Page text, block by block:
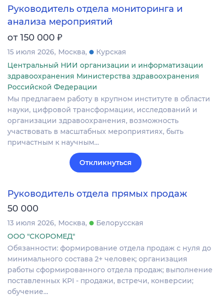
Руководитель отдела мониторинга и
анализа мероприятий
от 150 000 ₽
15 июля 2026 Москва
Курская
Центральный НИИ организации и информатизации
здравоохранения Министерства здравоохранения
Российской Федерации
Мы предлагаем работу в крупном институте в области
науки, цифровой трансформации, исследований и
организации здравоохранения, возможность
участвовать в масштабных мероприятиях, быть
причастным к научным…
Откликнуться
Руководитель отдела прямых продаж
50 000
13 июля 2026 Москва
Белорусская
ООО "СКОРОМЕД"
Обязанности: формирование отдела продаж с нуля до
минимального состава 2+ человек; организация
работы сформированного отдела продаж; выполнение
поставленных KPI - продажи, встречи, конверсии;
обучение…